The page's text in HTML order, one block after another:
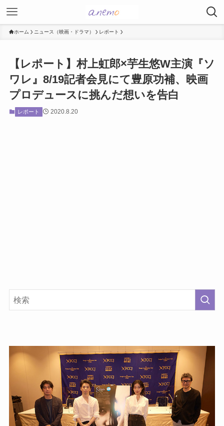
ホーム ニュース（映画・ドラマ） レポート
【レポート】村上虹郎×芋生悠W主演『ソ
ワレ』8/19記者会見にて豊原功補、映画
プロデュースに挑んだ想いを告白
レポート 2020.8.20